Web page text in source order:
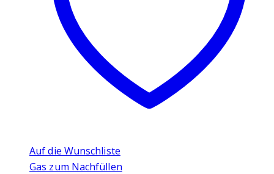
Auf die Wunschliste
Gas zum Nachfüllen